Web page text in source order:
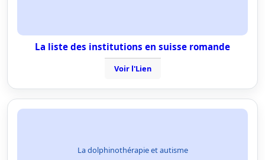
La liste des institutions en suisse romande
Voir l'Lien
La dolphinothérapie et autisme